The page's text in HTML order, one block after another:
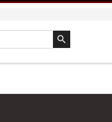
SEARCH BUTTON